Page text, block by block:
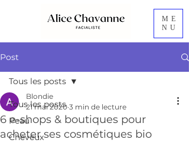
ME
NU
Post
Tous les posts
Peau
Cheveux
Tous les posts
6 e-shops & boutiques pour
acheter ses cosmétiques bio
Blondie
21 mai 2020 3 min de lecture